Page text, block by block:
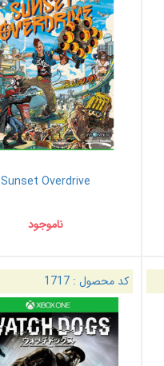
Sunset Overdrive
ناموجود
کد محصول : 1717